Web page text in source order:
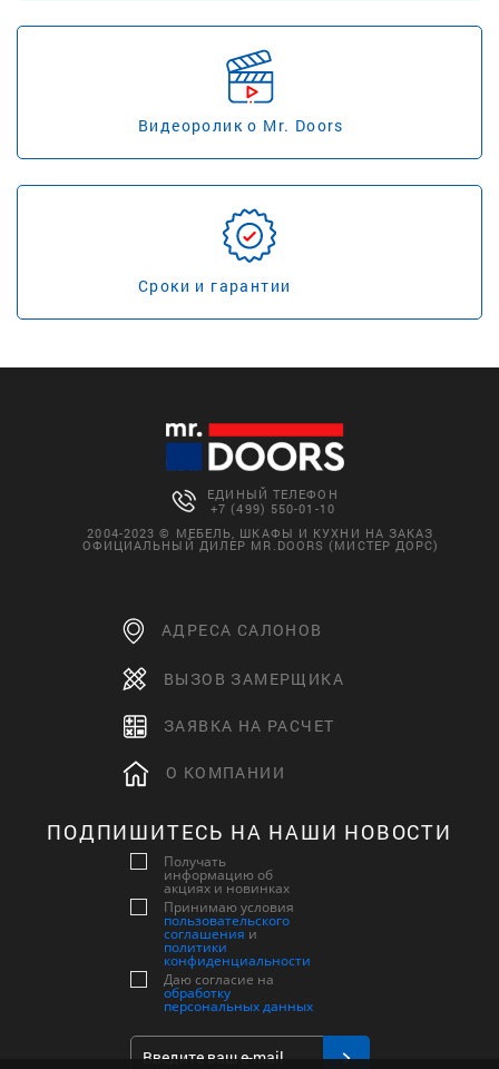
Видеоролик о Mr. Doors
Сроки и гарантии
ЕДИНЫЙ ТЕЛЕФОН
+7 (499) 550-01-10
2004-2023 © МЕБЕЛЬ, ШКАФЫ И КУХНИ НА ЗАКАЗ
ОФИЦИАЛЬНЫЙ ДИЛЕР MR.DOORS (МИСТЕР ДОРС)
АДРЕСА САЛОНОВ
ВЫЗОВ ЗАМЕРЩИКА
ЗАЯВКА НА РАСЧЕТ
О КОМПАНИИ
ПОДПИШИТЕСЬ НА НАШИ НОВОСТИ
Получать
информацию об
акциях и новинках
Принимаю условия
пользовательского
соглашения и
политики
конфиденциальности
Даю согласие на
обработку
персональных данных